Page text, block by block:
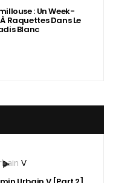
: Un Week-
Raquettes Dans Le
Blanc